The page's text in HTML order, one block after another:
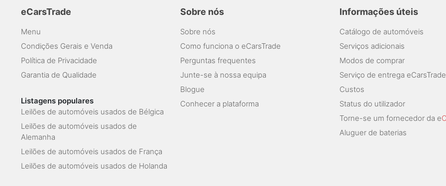
eCarsTrade
Menu
Condições Gerais e Venda
Política de Privacidade
Garantia de Qualidade
Listagens populares
Leilões de automóveis usados de Bélgica
Leilões de automóveis usados de
Alemanha
Leilões de automóveis usados de França
Leilões de automóveis usados de Holanda
Sobre nós
Sobre nós
Como funciona o eCarsTrade
Perguntas frequentes
Junte-se à nossa equipa
Blogue
Conhecer a plataforma
Informações úteis
Catálogo de automóveis
Serviços adicionais
Modos de comprar
Serviço de entrega eCarsTrade
Custos
Status do utilizador
Torne-se um fornecedor da e
Aluguer de baterias